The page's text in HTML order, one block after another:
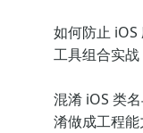
如何防止
工具组合实战
混淆 iOS 类
淆做成工程